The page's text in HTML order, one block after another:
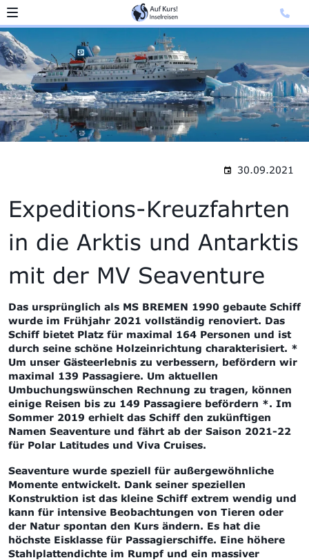
30.09.2021
Expeditions-Kreuzfahrten
in die Arktis und Antarktis
mit der MV Seaventure
Das ursprünglich als MS BREMEN 1990 gebaute Schiff
wurde im Frühjahr 2021 vollständig renoviert. Das
Schiff bietet Platz für maximal 164 Personen und ist
durch seine schöne Holzeinrichtung charakterisiert. *
Um unser Gästeerlebnis zu verbessern, befördern wir
maximal 139 Passagiere. Um aktuellen
Umbuchungswünschen Rechnung zu tragen, können
einige Reisen bis zu 149 Passagiere befördern *. Im
Sommer 2019 erhielt das Schiff den zukünftigen
Namen Seaventure und fährt ab der Saison 2021-22
für Polar Latitudes und Viva Cruises.
Seaventure wurde speziell für außergewöhnliche
Momente entwickelt. Dank seiner speziellen
Konstruktion ist das kleine Schiff extrem wendig und
kann für intensive Beobachtungen von Tieren oder
der Natur spontan den Kurs ändern. Es hat die
höchste Eisklasse für Passagierschiffe. Eine höhere
Stahlplattendichte im Rumpf und ein massiver